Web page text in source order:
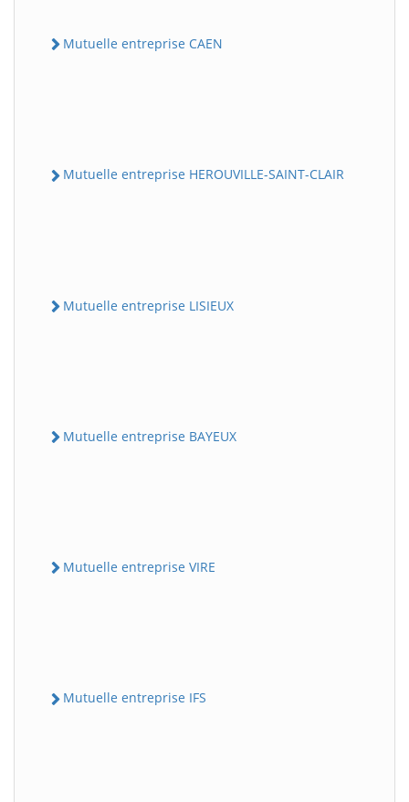
Mutuelle entreprise CAEN
Mutuelle entreprise HEROUVILLE-SAINT-CLAIR
Mutuelle entreprise LISIEUX
Mutuelle entreprise BAYEUX
Mutuelle entreprise VIRE
Mutuelle entreprise IFS